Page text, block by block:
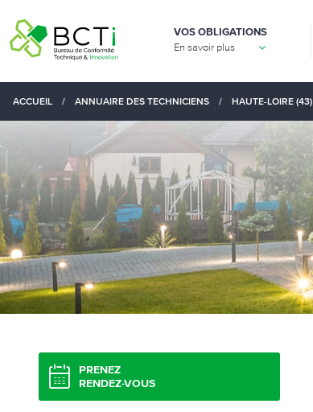
VOS OBLIGATIONS
En savoir plus
ACCUEIL / ANNUAIRE DES TECHNICIENS / HAUTE-LOIRE (43)
PRENEZ
RENDEZ-VOUS